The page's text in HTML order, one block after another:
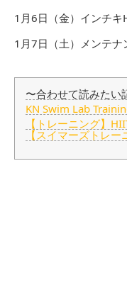
1月6日（金）インチキ
1月7日（土）メンテナ
〜合わせて読みたい
KN Swim Lab
【トレーニング】
【スイマーズトレ